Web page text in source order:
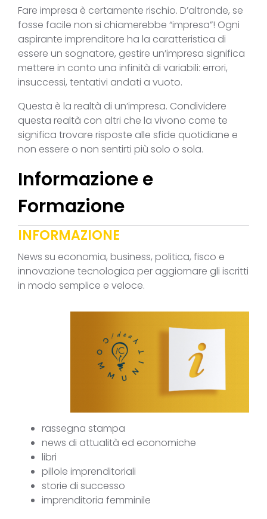
Fare impresa è certamente rischio. D’altronde, se
fosse facile non si chiamerebbe “impresa”! Ogni
aspirante imprenditore ha la caratteristica di
essere un sognatore, gestire un’impresa significa
mettere in conto una infinità di variabili: errori,
insuccessi, tentativi andati a vuoto.
Questa è la realtà di un’impresa. Condividere
questa realtà con altri che la vivono come te
significa trovare risposte alle sfide quotidiane e
non essere o non sentirti più solo o sola.
Informazione e
Formazione
INFORMAZIONE
News su economia, business, politica, fisco e
innovazione tecnologica per aggiornare gli iscritti
in modo semplice e veloce.
rassegna stampa
news di attualità ed economiche
libri
pillole imprenditoriali
storie di successo
imprenditoria femminile